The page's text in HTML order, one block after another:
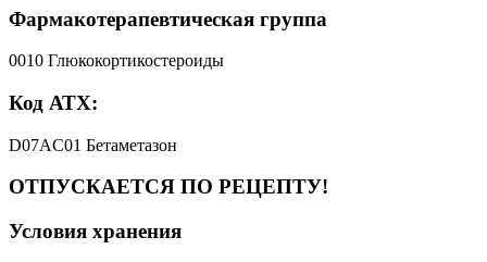
Фармакотерапевтическая группа
0010 Глюкокортикостероиды
Код АТХ:
D07AC01 Бетаметазон
ОТПУСКАЕТСЯ ПО РЕЦЕПТУ!
Условия хранения